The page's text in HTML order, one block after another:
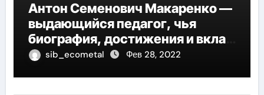
Антон Семенович Макаренко —
выдающийся педагог, чья
биография, достижения и вклад
в педагогику оказывают
sib_ecometal Фев 28, 2022